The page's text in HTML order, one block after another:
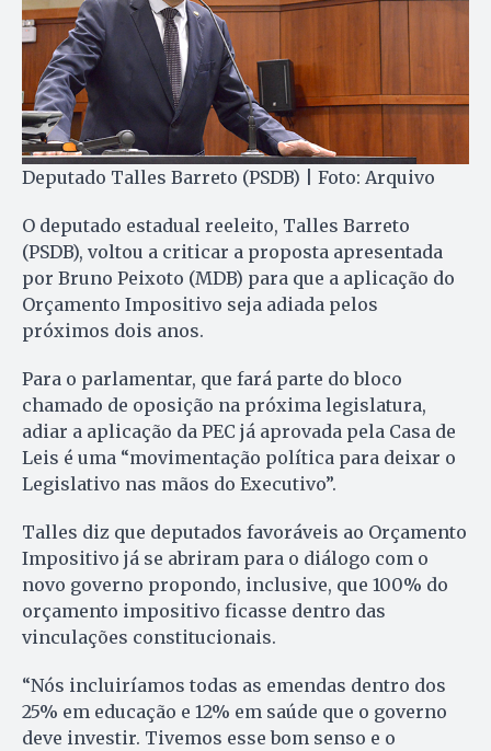
Deputado Talles Barreto (PSDB) | Foto: Arquivo
O deputado estadual reeleito, Talles Barreto
(PSDB), voltou a criticar a proposta apresentada
por Bruno Peixoto (MDB) para que a aplicação do
Orçamento Impositivo seja adiada pelos
próximos dois anos.
Para o parlamentar, que fará parte do bloco
chamado de oposição na próxima legislatura,
adiar a aplicação da PEC já aprovada pela Casa de
Leis é uma “movimentação política para deixar o
Legislativo nas mãos do Executivo”.
Talles diz que deputados favoráveis ao Orçamento
Impositivo já se abriram para o diálogo com o
novo governo propondo, inclusive, que 100% do
orçamento impositivo ficasse dentro das
vinculações constitucionais.
“Nós incluiríamos todas as emendas dentro dos
25% em educação e 12% em saúde que o governo
deve investir. Tivemos esse bom senso e o